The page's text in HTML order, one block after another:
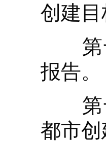
创建
第十
报告。
第十
都市